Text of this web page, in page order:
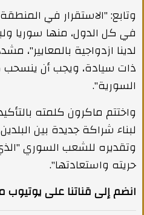
وتابع: "الاستقرار في
في كل الدول، منها سوريا
لدينا ازدواجية بالمعايير"،
ذات سيادة، ويجب أن ينسحب
السورية".
واختتم ماكرون كلمته
لبناء شراكة جديدة بين
حريته واستعادتها".
انضم إلى قناتنا على يوتيوب